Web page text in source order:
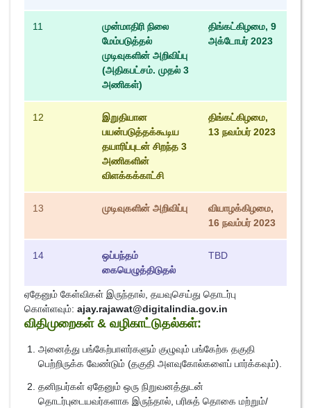
11
முன்மாதிரி நிலை
மேம்படுத்தல்
முடிவுகளின் அறிவிப்பு
(அதிகபட்சம். முதல் 3
அணிகள்)
திங்கட்கிழமை, 9
அக்டோபர் 2023
12
இறுதியான
பயன்படுத்தக்கூடிய
தயாரிப்புடன் சிறந்த 3
அணிகளின்
விளக்கக்காட்சி
திங்கட்கிழமை,
13 நவம்பர் 2023
13 முடிவுகளின் அறிவிப்பு
வியாழக்கிழமை,
16 நவம்பர் 2023
14
ஒப்பந்தம்
கையெழுத்திடுதல்
TBD
ஏதேனும் கேள்விகள் இருந்தால், தயவுசெய்து தொடர்பு
கொள்ளவும்: ajay.rajawat@digitalindia.gov.in
விதிமுறைகள் & வழிகாட்டுதல்கள்:
அனைத்து பங்கேற்பாளர்களும் குழுவும் பங்கேற்க தகுதி
பெற்றிருக்க வேண்டும் (தகுதி அளவுகோல்களைப் பார்க்கவும்).
தனிநபர்கள் ஏதேனும் ஒரு நிறுவனத்துடன்
தொடர்புடையவர்களாக இருந்தால், பரிசுத் தொகை மற்றும்/